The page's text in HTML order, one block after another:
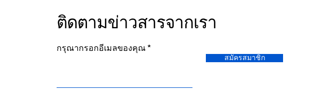
ติดตามข่าวสารจากเรา
กรุณากรอกอีเมลของคุณ
สมัครสมาชิก